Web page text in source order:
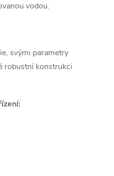
vodou.
svými parametry
robustní konstrukci